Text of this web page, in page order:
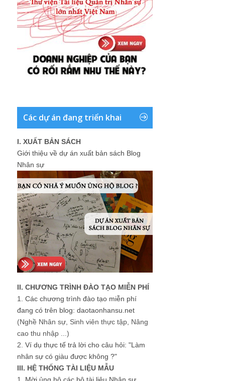
Các dự án đang triển khai
I. XUẤT BẢN SÁCH
Giới thiệu về dự án xuất bản sách Blog
Nhân sự
II. CHƯƠNG TRÌNH ĐÀO TẠO MIỄN PHÍ
1. Các chương trình đào tạo miễn phí
đang có trên blog: daotaonhansu.net
(Nghề Nhân sự, Sinh viên thực tập, Nâng
cao thu nhập ...)
2. Ví dụ thực tế trả lời cho câu hỏi: "Làm
nhân sự có giàu được không ?"
III. HỆ THỐNG TÀI LIỆU MẪU
1. Mời ủng hộ các bộ tài liệu Nhân sự